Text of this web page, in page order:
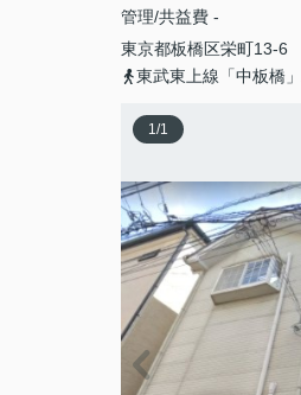
管理/共益費 -
東京都板橋区栄町13-6
東武東上線「中板橋
1/1